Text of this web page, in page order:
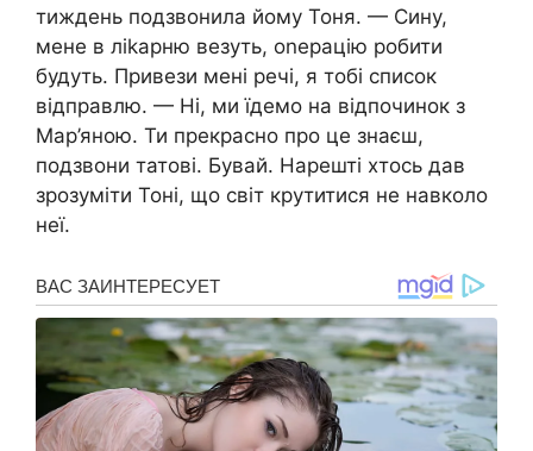
тиждень подзвонила йому Тоня. — Сину,
мене в ліkарню везуть, оnерацію робити
будуть. Привези мені речі, я тобі список
відправлю. — Ні, ми їдемо на відпочинок з
Мар’яною. Ти прекрасно про це знаєш,
подзвони татові. Бувай. Нарешті хтось дав
зрозуміти Тоні, що світ крутитися не навколо
неї.